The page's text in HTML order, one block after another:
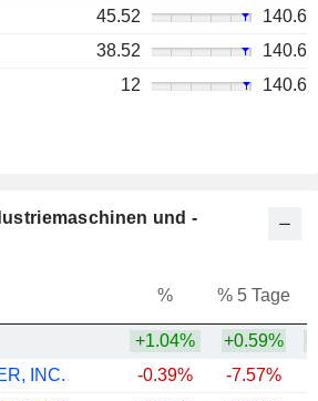
45.52
140.6
38.52
140.6
12 140.6
und -
% % 5 Tage
+1.04% +0.59%
INC.
-0.39% -7.57%